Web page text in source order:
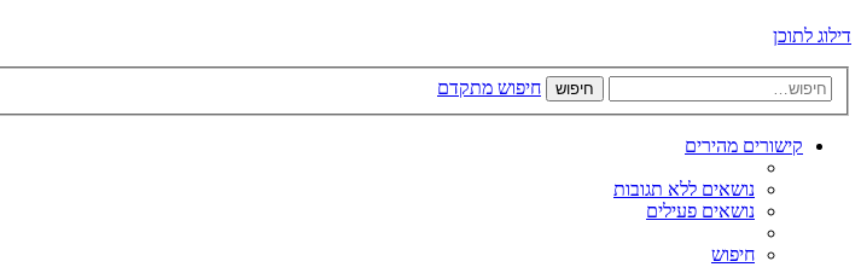
דילוג לתוכן
חיפוש חיפוש מתקדם
קישורים מהירים
נושאים ללא תגובות
נושאים פעילים
חיפוש